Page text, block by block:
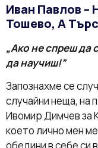
Иван Павлов –
Тошево, А
„Ако не спреш да
да научиш!”
Запознахме се
случайни неща, на
Ивомир Димчев за
което лично мен